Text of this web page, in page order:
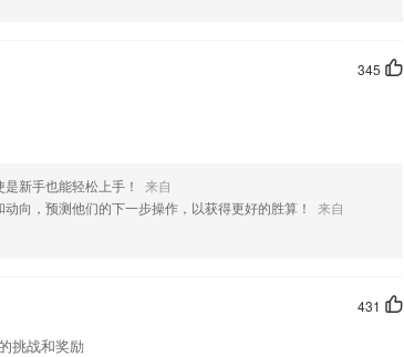
345
新手也能轻松上手！
来自
向，预测他们的下一步操作，以获得更好的胜算！
来自
431
挑战和奖励